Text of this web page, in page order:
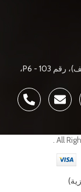
المنطقة الحرة بمطار الشارقة (منطقة سيف)، رقم P6 - 103،
All
)